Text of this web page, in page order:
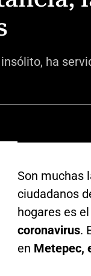
ha
Son muchas
ciudadanos
hogares es
coronavirus.
en Metepec,